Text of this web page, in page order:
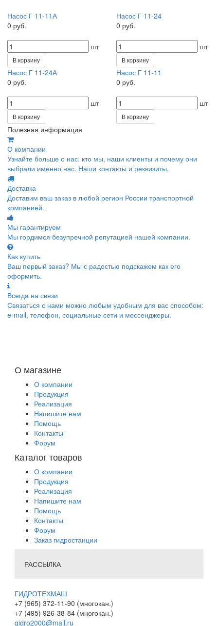
Насос Г 11-11А
0 руб.
шт
В корзину
Насос Г 11-24
0 руб.
шт
В корзину
Насос Г 11-24А
0 руб.
шт
В корзину
Насос Г 11-11
0 руб.
шт
В корзину
Полезная информация
О компании
Узнайте больше о нас: кто мы, наши клиенты и почему они
выбрали именно нас. Наши контакты и реквизиты.
Доставка
Доставим ваш заказ в любой регион России транспортной
компанией.
Мы гарантируем
Мы гордимся безупречной репутацией нашей компании.
Как купить
Ваш первый заказ? Мы с радостью подскажем как его
оформить.
Всегда на связи
Связаться с нами можно любым удобным для вас способом:
e-mail, телефон, социальные сети и мессенджеры.
О магазине
О компании
Продукция
Реализация
Напишите нам
Помощь
Контакты
Форум
Каталог товаров
О компании
Продукция
Реализация
Напишите нам
Помощь
Контакты
Форум
Заказ гидростанции
РАССЫЛКА
ГИДРОТЕХМАШ
+7 (965) 372-11-90 (многокан.)
+7 (495) 926-38-84 (многокан.)
gidro2000@mail.ru